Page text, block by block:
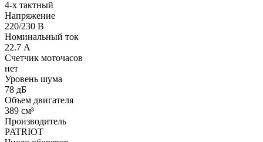
4-х тактный
Напряжение
220/230 В
Номинальный ток
22.7 А
Счетчик моточасов
нет
Уровень шума
78 дБ
Объем двигателя
389 см³
Производитель
PATRIOT